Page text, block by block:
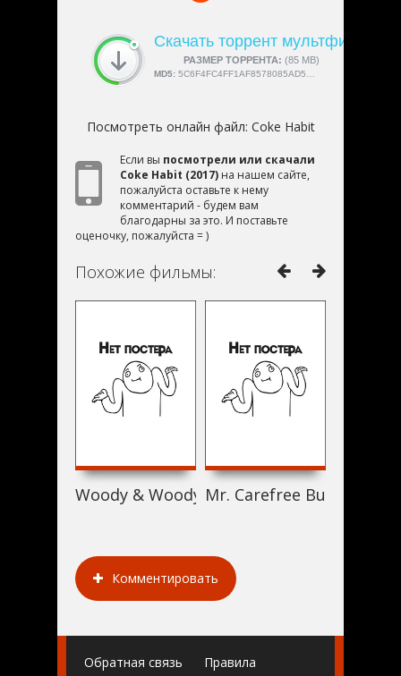
Скачать торрент мультфильм
РАЗМЕР ТОРРЕНТА: (85 MB)
СКАЧАЛИ:4189
MD5: 5C6F4FC4FF1AF8578085AD5E1419E8AC
Посмотреть онлайн файл: Coke Habit
Если вы посмотрели или скачали
Coke Habit (2017) на нашем сайте,
пожалуйста оставьте к нему
комментарий - будем вам
благодарны за это. И поставьте
оценочку, пожалуйста = )
Похожие фильмы:
Woody & Woody (2017)Mr. Carefree Butterfly
Комментировать
Обратная связь Правила